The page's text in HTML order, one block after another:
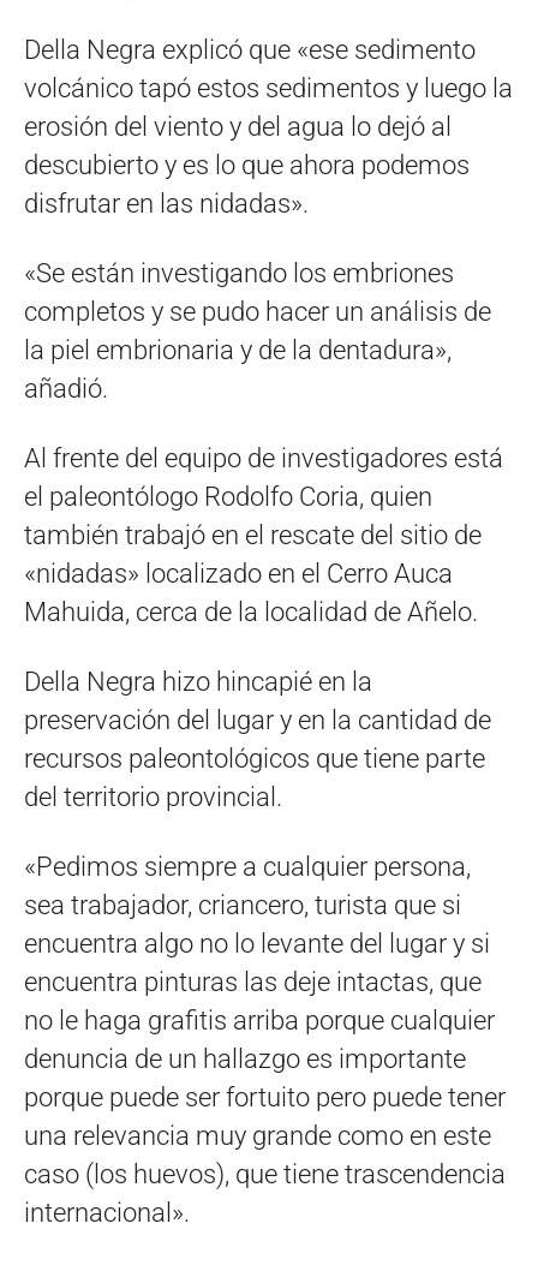
Della Negra explicó que «ese sedimento
volcánico tapó estos sedimentos y luego la
erosión del viento y del agua lo dejó al
descubierto y es lo que ahora podemos
disfrutar en las nidadas».
«Se están investigando los embriones
completos y se pudo hacer un análisis de
la piel embrionaria y de la dentadura»,
añadió.
Al frente del equipo de investigadores está
el paleontólogo Rodolfo Coria, quien
también trabajó en el rescate del sitio de
«nidadas» localizado en el Cerro Auca
Mahuida, cerca de la localidad de Añelo.
Della Negra hizo hincapié en la
preservación del lugar y en la cantidad de
recursos paleontológicos que tiene parte
del territorio provincial.
«Pedimos siempre a cualquier persona,
sea trabajador, criancero, turista que si
encuentra algo no lo levante del lugar y si
encuentra pinturas las deje intactas, que
no le haga grafitis arriba porque cualquier
denuncia de un hallazgo es importante
porque puede ser fortuito pero puede tener
una relevancia muy grande como en este
caso (los huevos), que tiene trascendencia
internacional».